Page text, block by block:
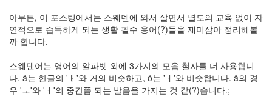
아무튼, 이 포스팅에서는 스웨덴에 와서 살면서 별도의 교육 없이 자
연적으로 습득하게 되는 생활 필수 용어(?)들을 재미삼아 정리해볼
까 합니다.
스웨덴어는 영어의 알파벳 외에 3가지의 모음 철자를 더 사용합니
다. ä는 한글의 'ㅐ'와 거의 비슷하고, ö는 'ㅓ'와 비슷합니다. å의 경
우 'ㅗ'와 'ㅓ'의 중간쯤 되는 발음을 가지는 것 같(?)습니다.;